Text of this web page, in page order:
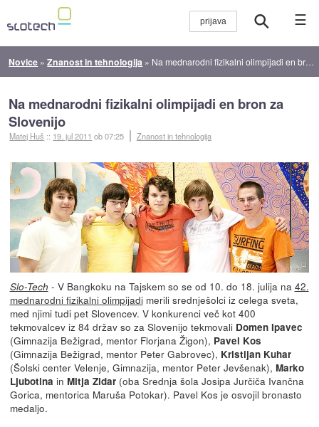
☰
Novice »Znanost in tehnologija » Na mednarodni fizikalni olimpijadi en bron za Slovenijo
Na mednarodni fizikalni olimpijadi en bron za
Slovenijo
Matej Huš :: 19. jul 2011 ob 07:25 Znanost in tehnologija
Slo-Tech - V Bangkoku na Tajskem so se od 10. do 18. julija na 42.
mednarodni fizikalni olimpijadimerili srednješolci iz celega sveta,
med njimi tudi pet Slovencev. V konkurenci več kot 400
tekmovalcev iz 84 držav so za Slovenijo tekmovali Domen Ipavec
(Gimnazija Bežigrad, mentor Florjana Žigon), Pavel Kos
(Gimnazija Bežigrad, mentor Peter Gabrovec), Kristijan Kuhar
(Šolski center Velenje, Gimnazija, mentor Peter Jevšenak), Marko
Ljubotina in Mitja Zidar(oba Srednja šola Josipa Jurčiča Ivančna
Gorica, mentorica Maruša Potokar). Pavel Kos je osvojil bronasto
medaljo.